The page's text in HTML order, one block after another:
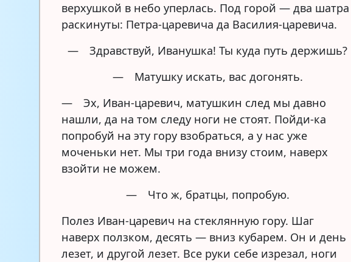
верхушкой в небо уперлась. Под горой — два шатра
раскинуты: Петра-царевича да Василия-царевича.
— Здравствуй, Иванушка! Ты куда путь держишь?
— Матушку искать, вас догонять.
— Эх, Иван-царевич, матушкин след мы давно
нашли, да на том следу ноги не стоят. Пойди-ка
попробуй на эту гору взобраться, а у нас уже
моченьки нет. Мы три года внизу стоим, наверх
взойти не можем.
— Что ж, братцы, попробую.
Полез Иван-царевич на стеклянную гору. Шаг
наверх ползком, десять — вниз кубарем. Он и день
лезет, и другой лезет. Все руки себе изрезал, ноги